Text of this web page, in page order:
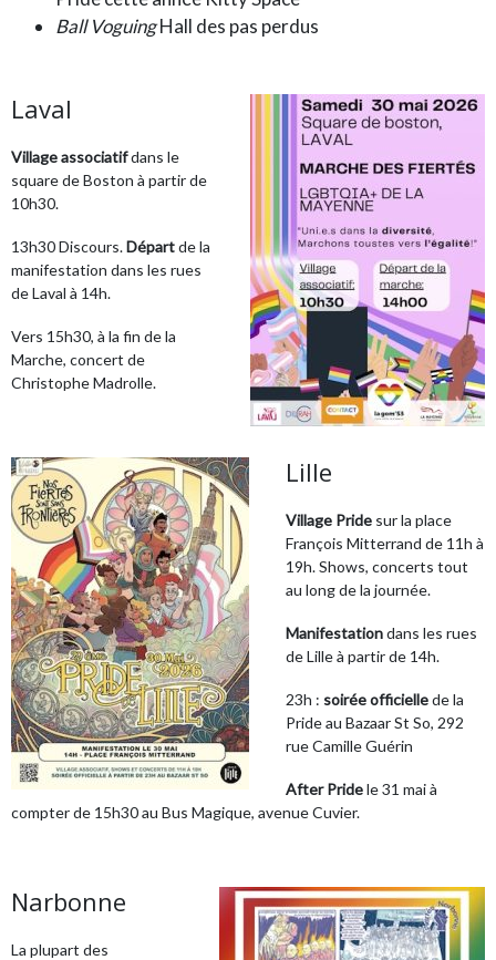
Ball VoguingHall des pas perdus
Laval
Village associatifdans le
square de Boston à partir de
10h30.
13h30 Discours.Départde la
manifestation dans les rues
de Laval à 14h.
Vers 15h30, à la fin de la
Marche, concert de
Christophe Madrolle.
Lille
Village Pride sur la place
François Mitterrand de 11h à
19h. Shows, concerts tout
au long de la journée.
Manifestationdans les rues
de Lille à partir de 14h.
23h : soirée officiellede la
Pride au Bazaar St So, 292
rue Camille Guérin
After Pridele 31 mai à
compter de 15h30 au Bus Magique, avenue Cuvier.
Narbonne
La plupart des